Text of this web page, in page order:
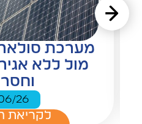
מערכת
מול ללא
26
לקריאת